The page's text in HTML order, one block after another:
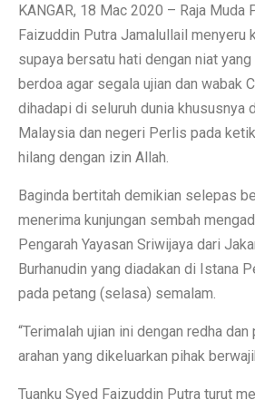
KANGAR, 18 Mac 2020 – Raja Muda
Faizuddin Putra Jamalullail menyeru
supaya bersatu hati dengan niat
berdoa agar segala ujian dan wabak
dihadapi di seluruh dunia khususnya
Malaysia dan negeri Perlis pada
hilang dengan izin Allah.
Baginda bertitah demikian selepas
menerima kunjungan sembah
Pengarah Yayasan Sriwijaya dari
Burhanudin yang diadakan di Istana
pada petang (selasa) semalam.
“Terimalah ujian ini dengan redha dan
arahan yang dikeluarkan pihak
Tuanku Syed Faizuddin Putra turut